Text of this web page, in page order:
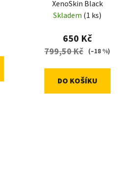
XenoSkin Black
Skladem (1 ks)
650 Kč
799,50 Kč (–18 %)
DO KOŠÍKU